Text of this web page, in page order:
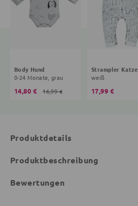
Body Hund
0-24 Monate, grau
14,80 € 16,99 €
Strampler Katze
weiß
17,99 €
Produktdetails
Produktbeschreibung
Bewertungen